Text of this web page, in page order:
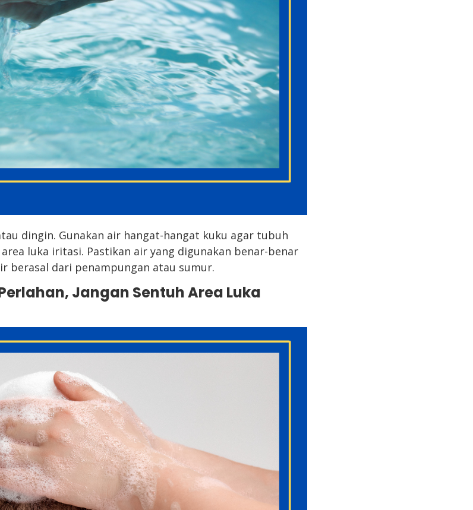
dingin. Gunakan air hangat-hangat kuku agar tubuh
luka iritasi. Pastikan air yang digunakan benar-benar
berasal dari penampungan atau sumur.
Jangan Sentuh Area Luka